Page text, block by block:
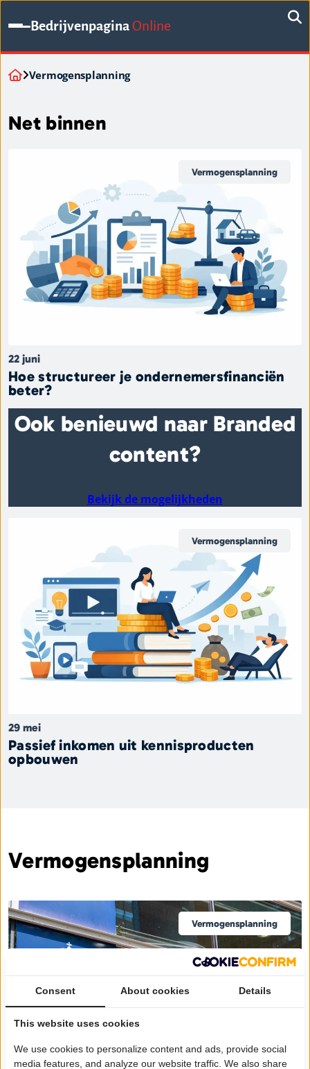
BedrijvenpaginaOnline
Vermogensplanning
Net binnen
Vermogensplanning
22 juni
Hoe structureer je ondernemersfinanciën
beter?
Ook benieuwd naar Branded
content?
Bekijk de mogelijkheden
Vermogensplanning
29 mei
Passief inkomen uit kennisproducten
opbouwen
Vermogensplanning
Vermogensplanning
Consent About cookies Details
This website uses cookies
We use cookies to personalize content and ads, provide social
media features, and analyze our website traffic. We also share